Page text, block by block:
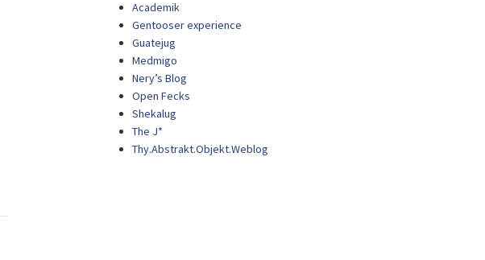
Academik
Gentooser experience
Guatejug
Medmigo
Nery’s Blog
Open Fecks
Shekalug
The J*
Thy.Abstrakt.Objekt.Weblog